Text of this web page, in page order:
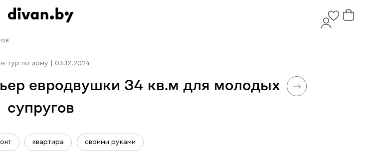
тур по дому 03.12.2024
евродвушки 34 кв.м для молодых
супругов
квартира своими руками